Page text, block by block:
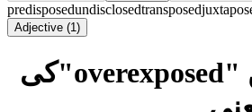
predisposedundisclosedtransposed
Adjective (1)
انگریزی میں "overexposed"کی